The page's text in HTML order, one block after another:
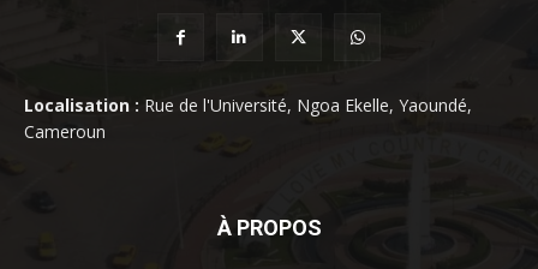
Localisation : Rue de l'Université, Ngoa Ekelle, Yaoundé,
Cameroun
À PROPOS